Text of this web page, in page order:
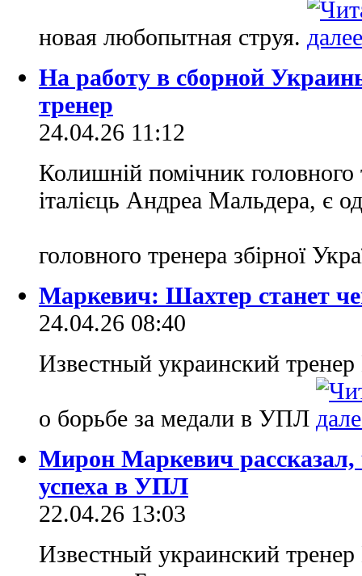
новая любопытная струя.
На работу в сборной
тренер
24.04.26 11:12
Колишній помічник
італієць Андреа Мальдера, є
головного тренера збірної
Маркевич: Шахтер станет
24.04.26 08:40
Известный украинский
о борьбе за медали в УПЛ
Мирон Маркевич
успеха в УПЛ
22.04.26 13:03
Известный украинский